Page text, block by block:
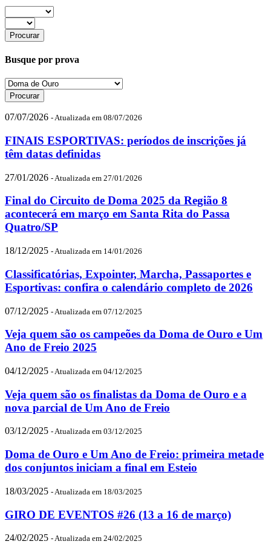
Busque por prova
07/07/2026 - Atualizada em 08/07/2026
FINAIS ESPORTIVAS: períodos de inscrições já
têm datas definidas
27/01/2026 - Atualizada em 27/01/2026
Final do Circuito de Doma 2025 da Região 8
acontecerá em março em Santa Rita do Passa
Quatro/SP
18/12/2025 - Atualizada em 14/01/2026
Classificatórias, Expointer, Marcha, Passaportes e
Esportivas: confira o calendário completo de 2026
07/12/2025 - Atualizada em 07/12/2025
Veja quem são os campeões da Doma de Ouro e Um
Ano de Freio 2025
04/12/2025 - Atualizada em 04/12/2025
Veja quem são os finalistas da Doma de Ouro e a
nova parcial de Um Ano de Freio
03/12/2025 - Atualizada em 03/12/2025
Doma de Ouro e Um Ano de Freio: primeira metade
dos conjuntos iniciam a final em Esteio
18/03/2025 - Atualizada em 18/03/2025
GIRO DE EVENTOS #26 (13 a 16 de março)
24/02/2025 - Atualizada em 24/02/2025